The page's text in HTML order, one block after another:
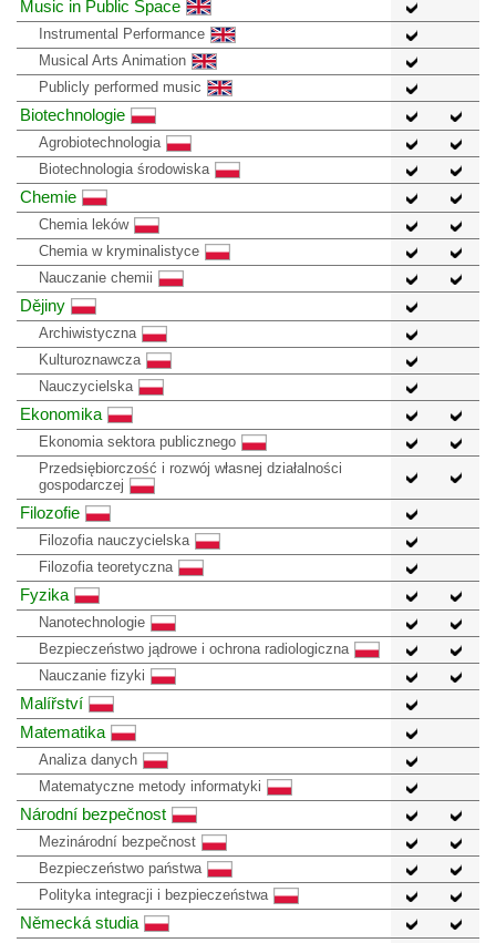
Music in Public Space
Instrumental Performance
Musical Arts Animation
Publicly performed music
Biotechnologie
Agrobiotechnologia
Biotechnologia środowiska
Chemie
Chemia leków
Chemia w kryminalistyce
Nauczanie chemii
Dějiny
Archiwistyczna
Kulturoznawcza
Nauczycielska
Ekonomika
Ekonomia sektora publicznego
Przedsiębiorczość i rozwój własnej działalności
gospodarczej
Filozofie
Filozofia nauczycielska
Filozofia teoretyczna
Fyzika
Nanotechnologie
Bezpieczeństwo jądrowe i ochrona radiologiczna
Nauczanie fizyki
Malířství
Matematika
Analiza danych
Matematyczne metody informatyki
Národní bezpečnost
Mezinárodní bezpečnost
Bezpieczeństwo państwa
Polityka integracji i bezpieczeństwa
Německá studia